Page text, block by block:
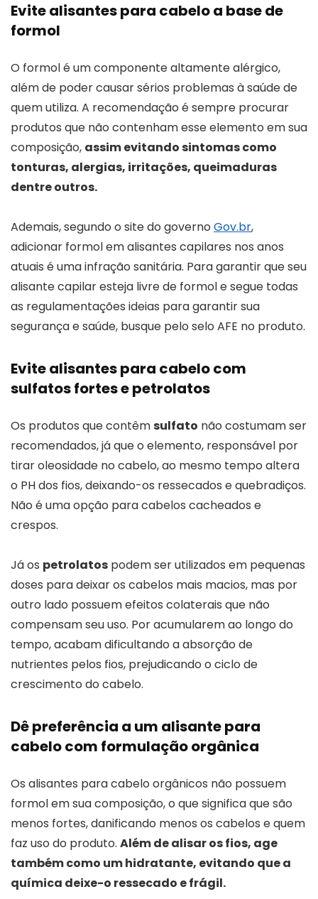
Evite alisantes para cabelo a base de
formol
O formol é um componente altamente alérgico,
além de poder causar sérios problemas à saúde de
quem utiliza. A recomendação é sempre procurar
produtos que não contenham esse elemento em sua
composição, assim evitando sintomas como
tonturas, alergias, irritações, queimaduras
dentre outros.
Ademais, segundo o site do governo Gov.br,
adicionar formol em alisantes capilares nos anos
atuais é uma infração sanitária. Para garantir que seu
alisante capilar esteja livre de formol e segue todas
as regulamentações ideias para garantir sua
segurança e saúde, busque pelo selo AFE no produto.
Evite alisantes para cabelo com
sulfatos fortes e petrolatos
Os produtos que contêmsulfato não costumam ser
recomendados, já que o elemento, responsável por
tirar oleosidade no cabelo, ao mesmo tempo altera
o PH dos fios, deixando-os ressecados e quebradiços.
Não é uma opção para cabelos cacheados e
crespos.
Já os petrolatos podem ser utilizados em pequenas
doses para deixar os cabelos mais macios, mas por
outro lado possuem efeitos colaterais que não
compensam seu uso. Por acumularem ao longo do
tempo, acabam dificultando a absorção de
nutrientes pelos fios, prejudicando o ciclo de
crescimento do cabelo.
Dê preferência a um alisante para
cabelo com formulação orgânica
Os alisantes para cabelo orgânicos não possuem
formol em sua composição, o que significa que são
menos fortes, danificando menos os cabelos e quem
faz uso do produto. Além de alisar os fios, age
também como um hidratante, evitando que a
química deixe-o ressecado e frágil.